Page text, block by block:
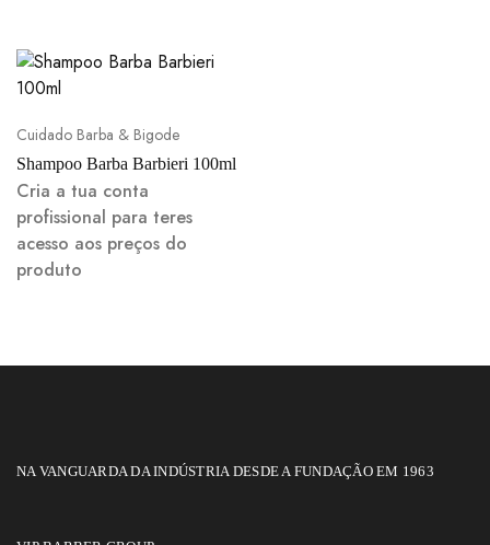
Cuidado Barba & Bigode
Shampoo Barba Barbieri 100ml
Cria a tua conta
profissional para teres
acesso aos preços do
produto
NA VANGUARDA DA INDÚSTRIA DESDE A FUNDAÇÃO EM 1963